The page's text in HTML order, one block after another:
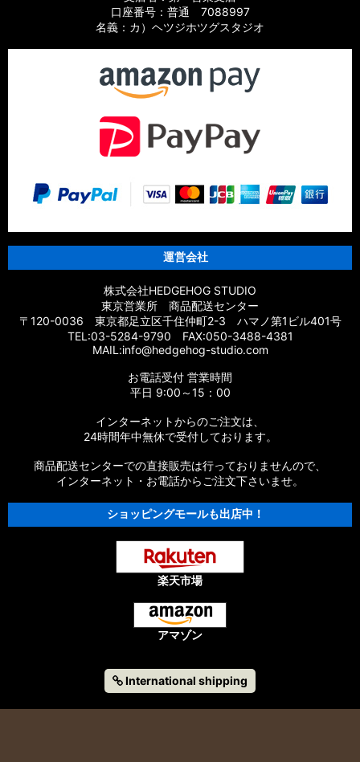
口座番号：普通 7088997
名義：カ）ヘツジホツグスタジオ
運営会社
株式会社HEDGEHOG STUDIO
東京営業所 商品配送センター
〒120-0036 東京都足立区千住仲町2-3 ハマノ第1ビル401号
TEL:03-5284-9790 FAX:050-3488-4381
MAIL:info@hedgehog-studio.com
お電話受付 営業時間
平日 9:00～15：00
インターネットからのご注文は、
24時間年中無休で受付しております。
商品配送センターでの直接販売は行っておりませんので、
インターネット・お電話からご注文下さいませ。
ショッピングモールも出店中！
楽天市場
アマゾン
International shipping